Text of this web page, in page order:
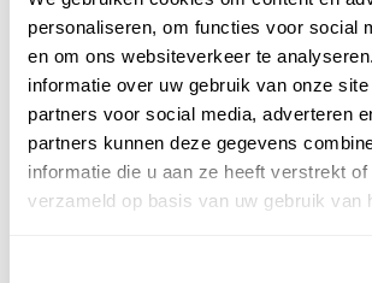
personaliseren, om functies voor social
en om ons websiteverkeer te
informatie over uw gebruik van onze
partners voor social media, adverteren
partners kunnen deze gegevens
informatie die u aan ze heeft verstrekt
verzameld op basis van uw gebruik van
op een boot op de
BEKIJK
TUI - Rondreizen India
Groepsreis, Individuele reis
TUI heeft een wisselend
door fascinerend India.
groepsreis door Noord-India.